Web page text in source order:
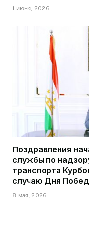
1 июня, 2026
Поздравления
службы по
транспорта
случаю Дня
8 мая, 2026